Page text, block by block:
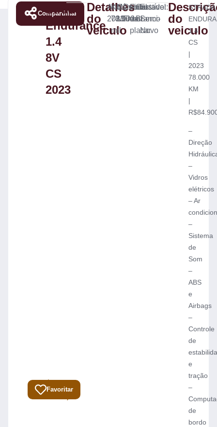
Compartilhar
Favoritar
Total:
R$
84.900,00
Strada
Endurance
1.4
8V
CS
2023
Detalhes
do
veiculo
Ano:
2023
KM:
78.000
mil
Câmbio:
Manual
Combustível:
Flex
Final
da
placa:
Cor:
Branco
Estado:
Semi-
Novo
do
veiculo
STRADA
1.4
CS
|
2023
78.000
KM
|
–
Direção
–
Vidros
elétricos
– Ar
–
Sistema
de
Som
–
ABS
e
Airbags
–
Controle
de
e
tração
–
de
bordo